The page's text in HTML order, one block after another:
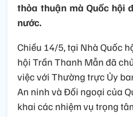
thỏa thuận mà Quốc hội
nước.
Chiều 14/5, tại Nhà Quốc
hội Trần Thanh Mẫn đã
việc với Thường trực Ủy
An ninh và Đối ngoại của
khai các nhiệm vụ trọng